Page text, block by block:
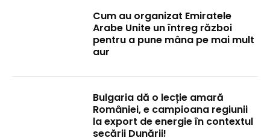
Cum au organizat Emiratele
Arabe Unite un întreg război
pentru a pune mâna pe mai mult
aur
Bulgaria dă o lecție amară
României, e campioana regiunii
la export de energie în contextul
secării Dunării!